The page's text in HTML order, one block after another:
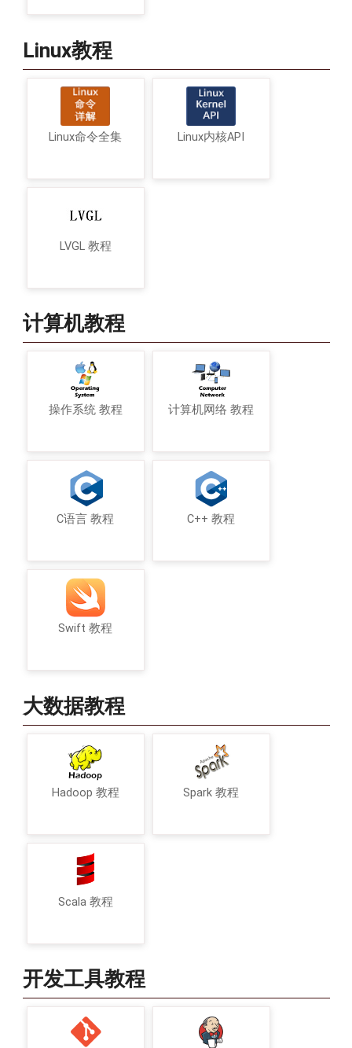
Linux教程
Linux命令全集 Linux内核API
LVGL 教程
计算机教程
操作系统 教程 计算机网络 教程
C语言 教程 C++ 教程
Swift 教程
大数据教程
Hadoop 教程 Spark 教程
Scala 教程
开发工具教程